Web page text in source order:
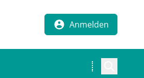
Anmelden